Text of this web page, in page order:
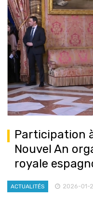
Participation
Nouvel An
royale
ACTUALITÉS 2026-01-